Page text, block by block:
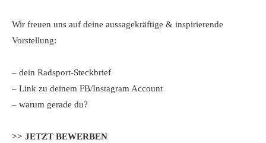
Wir freuen uns auf deine aussagekräftige & inspirierende
Vorstellung:
– dein Radsport-Steckbrief
– Link zu deinem FB/Instagram Account
– warum gerade du?
>> JETZT BEWERBEN